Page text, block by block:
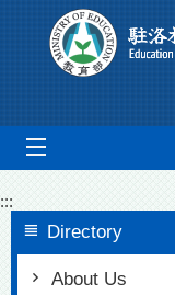
Go To Content
:::
Directory
About Us